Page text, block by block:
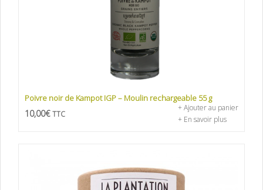
Poivre noir de Kampot IGP – Moulin rechargeable 55 g
10,00€ TTC
+ Ajouter au panier
+ En savoir plus